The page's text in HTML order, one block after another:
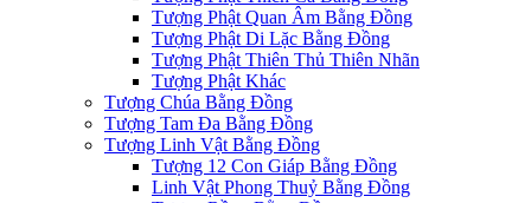
Tượng Phật Quan Âm Bằng Đồng
Tượng Phật Di Lặc Bằng Đồng
Tượng Phật Thiên Thủ Thiên Nhãn
Tượng Phật Khác
Tượng Chúa Bằng Đồng
Tượng Tam Đa Bằng Đồng
Tượng Linh Vật Bằng Đồng
Tượng 12 Con Giáp Bằng Đồng
Linh Vật Phong Thuỷ Bằng Đồng